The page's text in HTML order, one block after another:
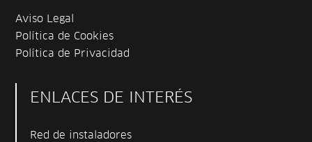
Aviso Legal
Política de Cookies
Política de Privacidad
ENLACES DE INTERÉS
Red de instaladores